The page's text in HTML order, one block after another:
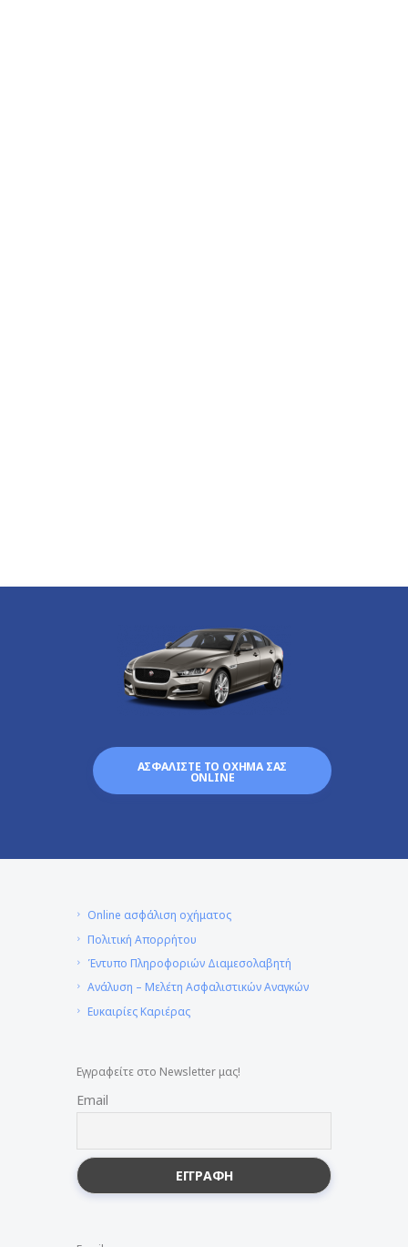
ΑΣΦΑΛΙΣΤΕ ΤΟ ΟΧΗΜΑ ΣΑΣ
ONLINE
Online ασφάλιση οχήματος
Πολιτική Απορρήτου
Έντυπο Πληροφοριών Διαμεσολαβητή
Ανάλυση – Μελέτη Ασφαλιστικών Αναγκών
Ευκαιρίες Καριέρας
Εγγραφείτε στο Newsletter μας!
Email